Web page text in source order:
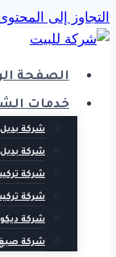
التجاوز إلى
الصفحة
خدمات
شركة
شركة بديل
شركة
شركة
شركة
شركة